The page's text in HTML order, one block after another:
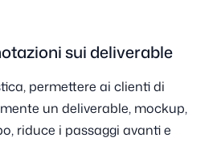
sui deliverable
permettere ai clienti di
un deliverable, mockup,
riduce i passaggi avanti e